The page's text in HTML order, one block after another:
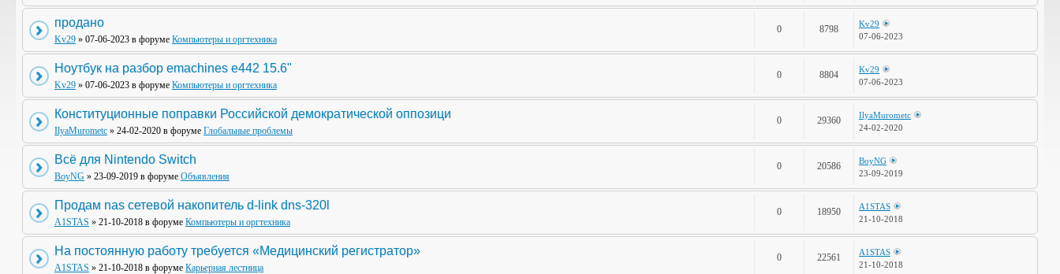
продано
Kv29 » 07-06-2023 в форуме Компьютеры и оргтехника
0 8798
Kv29
07-06-2023
Ноутбук на разбор emachines e442 15.6"
Kv29 » 07-06-2023 в форуме Компьютеры и оргтехника
0 8804
Kv29
07-06-2023
Конституционные поправки Российской демократической оппозици
IlyaMurometc » 24-02-2020 в форуме Глобальные проблемы
0 29360
IlyaMurometc
24-02-2020
Всё для Nintendo Switch
BoyNG » 23-09-2019 в форуме Объявления
0 20586
BoyNG
23-09-2019
Продам nas сетевой накопитель d-link dns-320l
A1STAS » 21-10-2018 в форуме Компьютеры и оргтехника
0 18950
A1STAS
21-10-2018
На постоянную работу требуется «Медицинский регистратор»
A1STAS » 21-10-2018 в форуме Карьерная лестница
0 22561
A1STAS
21-10-2018